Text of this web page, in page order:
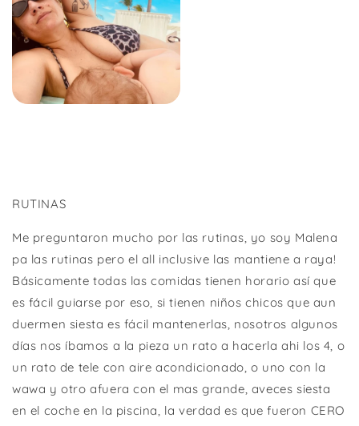
RUTINAS
Me preguntaron mucho por las rutinas, yo soy Malena
pa las rutinas pero el all inclusive las mantiene a raya!
Básicamente todas las comidas tienen horario así que
es fácil guiarse por eso, si tienen niños chicos que aun
duermen siesta es fácil mantenerlas, nosotros algunos
días nos íbamos a la pieza un rato a hacerla ahi los 4, o
un rato de tele con aire acondicionado, o uno con la
wawa y otro afuera con el mas grande, aveces siesta
en el coche en la piscina, la verdad es que fueron CERO